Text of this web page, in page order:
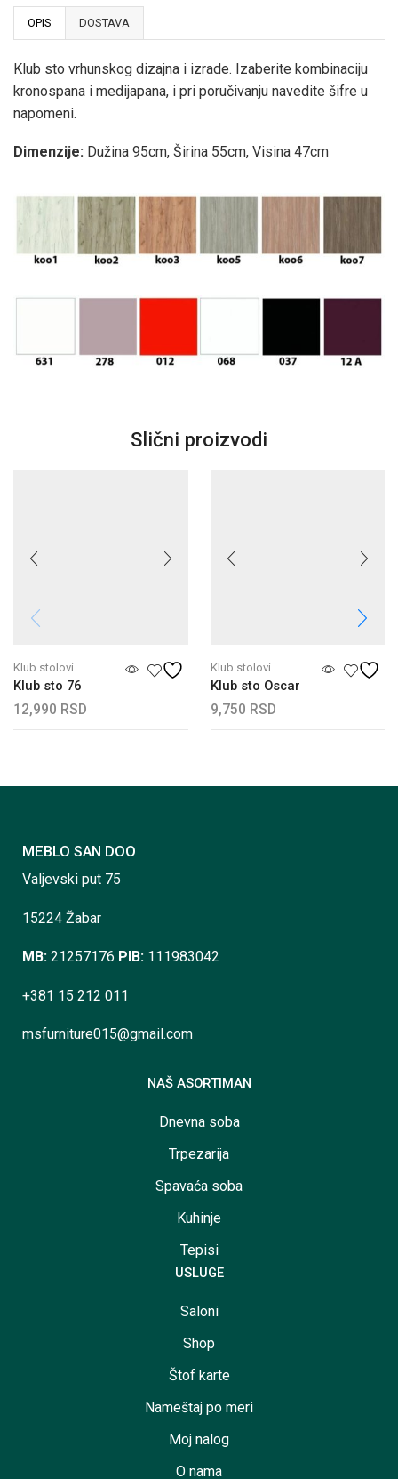
OPIS DOSTAVA
Klub sto vrhunskog dizajna i izrade. Izaberite kombinaciju
kronospana i medijapana, i pri poručivanju navedite šifre u
napomeni.
Dimenzije: Dužina 95cm, Širina 55cm, Visina 47cm
Slični proizvodi
Klub stolovi
Klub sto 76
12,990 RSD
Klub stolovi
Klub sto Oscar
9,750 RSD
MEBLO SAN DOO
Valjevski put 75
15224 Žabar
MB: 21257176 PIB: 111983042
+381 15 212 011
msfurniture015@gmail.com
NAŠ ASORTIMAN
Dnevna soba
Trpezarija
Spavaća soba
Kuhinje
Tepisi
USLUGE
Saloni
Shop
Štof karte
Nameštaj po meri
Moj nalog
O nama